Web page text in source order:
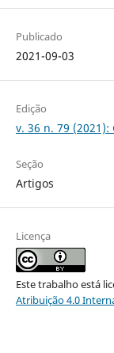
Publicado
2021-09-03
Edição
v. 36 n. 79 (2021):
Seção
Artigos
Licença
Este trabalho está
Atribuição 4.0